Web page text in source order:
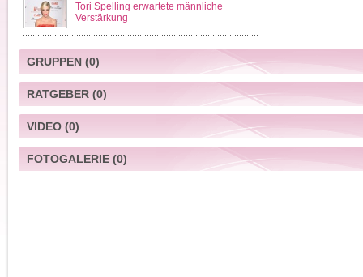
Tori Spelling erwartete männliche
Verstärkung
GRUPPEN(0)
RATGEBER(0)
VIDEO(0)
FOTOGALERIE(0)